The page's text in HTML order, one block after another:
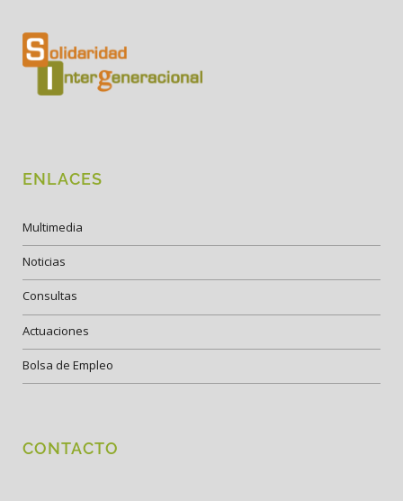
ENLACES
Multimedia
Noticias
Consultas
Actuaciones
Bolsa de Empleo
CONTACTO